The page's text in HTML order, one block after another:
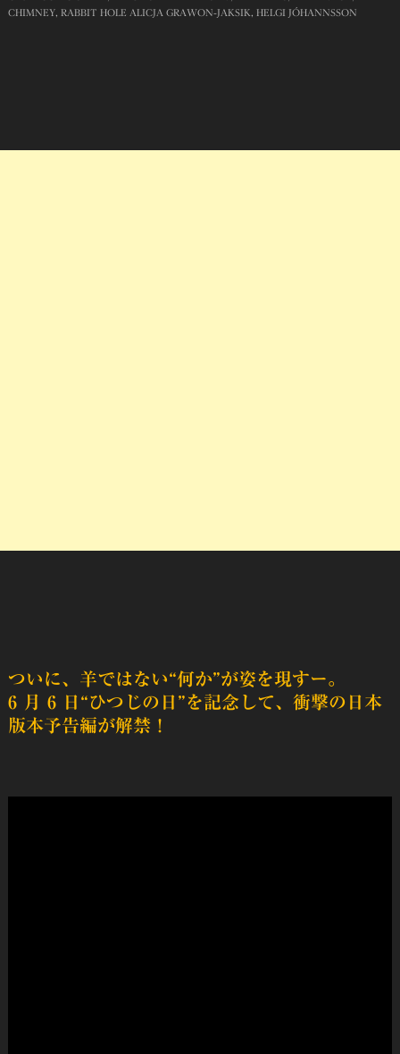
CHIMNEY, RABBIT HOLE ALICJA GRAWON-JAKSIK, HELGI JÓHANNSSON
ついに、羊ではない“何か”が姿を現すー。
6 月 6 日“ひつじの日”を記念して、衝撃の日本
版本予告編が解禁！